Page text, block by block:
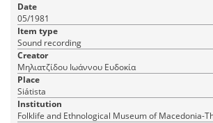
Date
05/1981
Item type
Sound recording
Creator
Μηλιατζίδου Ιωάννου Ευδοκία
Place
Siátista
Institution
Fοlklife and Ethnological Museum of Macedonia-